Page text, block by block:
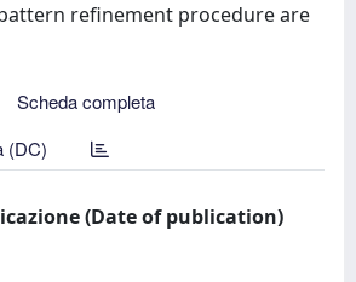
refinement procedure are
Scheda completa
(DC)
(Date of publication)